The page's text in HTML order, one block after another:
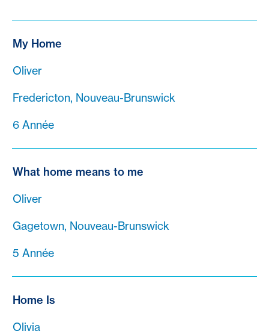
My Home
Oliver
Fredericton, Nouveau-Brunswick
6 Année
What home means to me
Oliver
Gagetown, Nouveau-Brunswick
5 Année
Home Is
Olivia